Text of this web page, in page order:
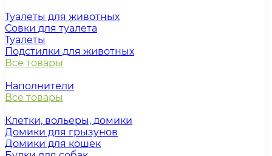
Туалеты для животных
Совки для туалета
Туалеты
Подстилки для животных
Все товары
Наполнители
Все товары
Клетки, вольеры, домики
Домики для грызунов
Домики для кошек